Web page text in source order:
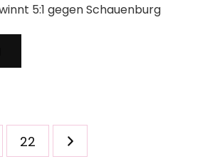
5:1 gegen Schauenburg
Seite
22